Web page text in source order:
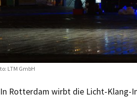
LTM GmbH
In Rotterdam wirbt die Licht-Klang-